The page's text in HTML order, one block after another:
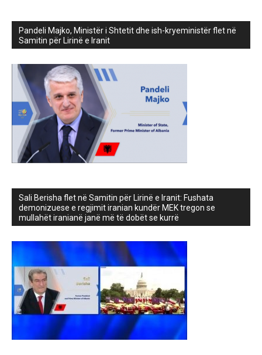
Pandeli Majko, Ministër i Shtetit dhe ish-kryeministër flet në
Samitin për Lirinë e Iranit
Sali Berisha flet në Samitin për Lirinë e Iranit: Fushata
demonizuese e regjimit iranian kundër MEK tregon se
mullahët iranianë janë më të dobët se kurrë